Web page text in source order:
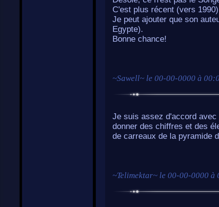
C'est plus récent (vers
Je peut ajouter que son
Egypte).
Bonne chance!
~Sawell~ le 00-00-0000 à
Je suis assez d'accord
donner des chiffres et des
de carreaux de la pyramide
~Telimektar~ le 00-00-0000 à